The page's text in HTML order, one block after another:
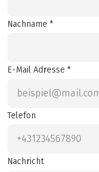
Nachname *
E-Mail Adresse *
Telefon
Nachricht